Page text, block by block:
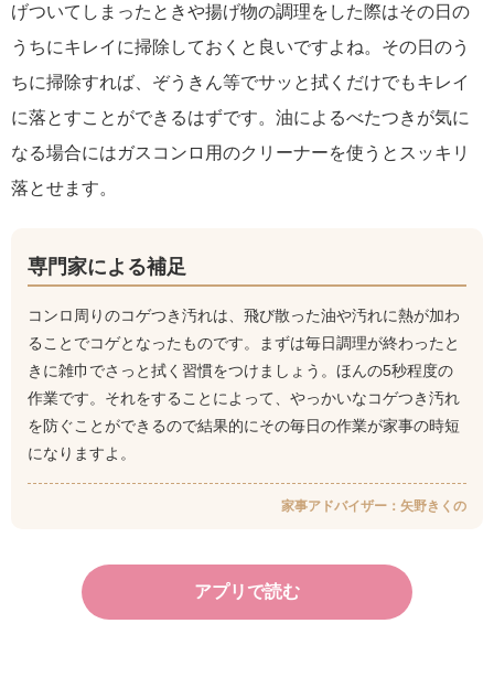
げついてしまったときや揚げ物の調理をした際はその日の
うちにキレイに掃除しておくと良いですよね。その日のう
ちに掃除すれば、ぞうきん等でサッと拭くだけでもキレイ
に落とすことができるはずです。油によるべたつきが気に
なる場合にはガスコンロ用のクリーナーを使うとスッキリ
落とせます。
専門家による補足
コンロ周りのコゲつき汚れは、飛び散った油や汚れに熱が加わ
ることでコゲとなったものです。まずは毎日調理が終わったと
きに雑巾でさっと拭く習慣をつけましょう。ほんの5秒程度の
作業です。それをすることによって、やっかいなコゲつき汚れ
を防ぐことができるので結果的にその毎日の作業が家事の時短
になりますよ。
家事アドバイザー：矢野きくの
アプリで読む